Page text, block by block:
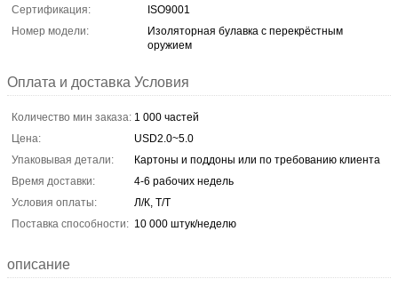
Сертификация:
ISO9001
Номер модели:
Изоляторная булавка с перекрёстным
оружием
Оплата и доставка Условия
Количество мин заказа: 1 000 частей
Цена:
USD2.0~5.0
Упаковывая детали:
Картоны и поддоны или по требованию клиента
Время доставки:
4-6 рабочих недель
Условия оплаты:
Л/К, Т/Т
Поставка способности: 10 000 штук/неделю
описание